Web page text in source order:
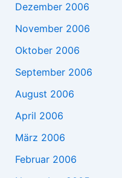
Dezember 2006
November 2006
Oktober 2006
September 2006
August 2006
April 2006
März 2006
Februar 2006